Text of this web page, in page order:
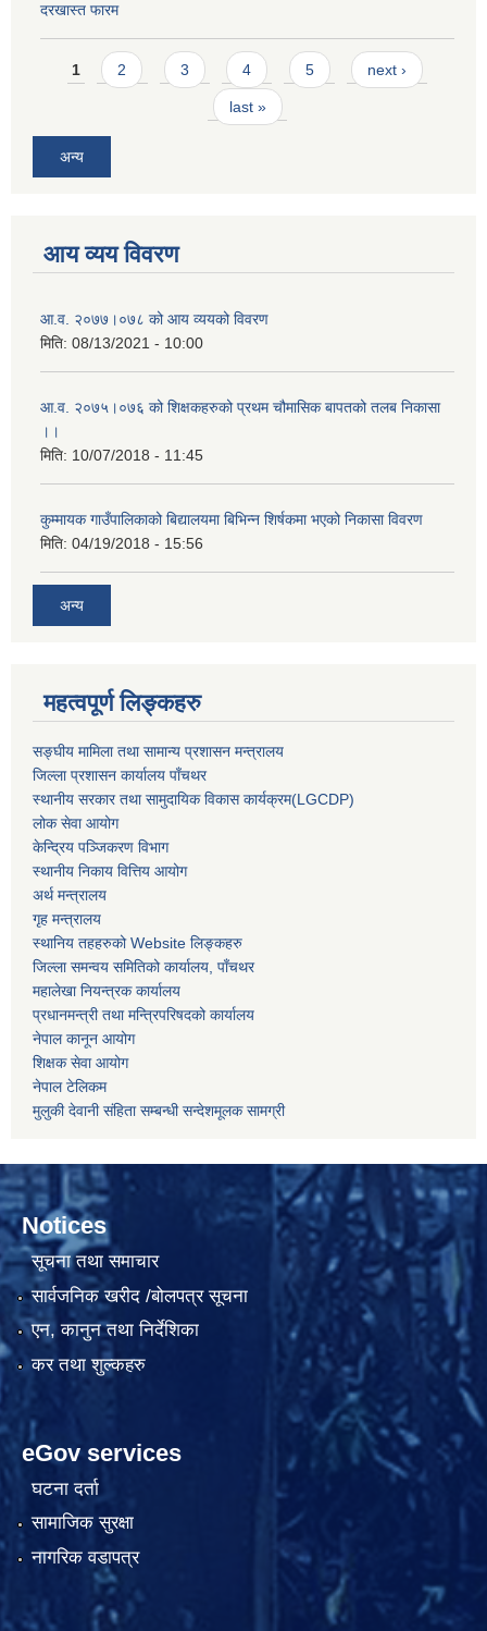
दरखास्त फारम
Pages
1 2 3 4 5 next ›
last »
अन्य
आय व्यय विवरण
आ.व. २०७७।०७८ को आय व्ययको विवरण
मिति: 08/13/2021 - 10:00
आ.व. २०७५।०७६ को शिक्षकहरुको प्रथम चौमासिक बापतको तलब निकासा
।।
मिति: 10/07/2018 - 11:45
कुम्मायक गाउँपालिकाको बिद्यालयमा बिभिन्न शिर्षकमा भएको निकासा विवरण
मिति: 04/19/2018 - 15:56
अन्य
महत्वपूर्ण लिङ्कहरु
सङ्‍घीय मामिला तथा सामान्य प्रशासन मन्त्रालय
जिल्ला प्रशासन कार्यालय पाँचथर
स्थानीय सरकार तथा सामुदायिक विकास कार्यक्रम(LGCDP)
लोक सेवा आयोग
केन्द्रिय पञ्जिकरण विभाग
स्थानीय निकाय वित्तिय आयोग
अर्थ मन्त्रालय
गृह मन्त्रालय
स्थानिय तहहरुको Website लिङ्कहरु
जिल्ला समन्वय समितिको कार्यालय, पाँचथर
महालेखा नियन्त्रक कार्यालय
प्रधानमन्त्री तथा मन्त्रिपरिषदको कार्यालय
नेपाल कानून आयोग
शिक्षक सेवा आयोग
नेपाल टेलिकम
मुलुकी देवानी संहिता सम्बन्धी सन्देशमूलक सामग्री
Notices
सूचना तथा समाचार
सार्वजनिक खरीद /बोलपत्र सूचना
एन, कानुन तथा निर्देशिका
कर तथा शुल्कहरु
eGov services
घटना दर्ता
सामाजिक सुरक्षा
नागरिक वडापत्र